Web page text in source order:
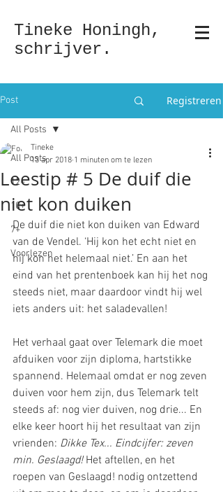
Tineke Honingh,
schrijver.
Post Registreren
All Posts
12+
10+
7+
Voorlezen
All Posts
Leestip # 5 De duif die
niet kon duiken
Tineke
13 apr 2018 1 minuten om te lezen
De duif die niet kon duiken van Edward
van de Vendel. ‘Hij kon het echt niet en
hij kon het helemaal niet.’ En aan het
eind van het prentenboek kan hij het nog
steeds niet, maar daardoor vindt hij wel
iets anders uit: het saladevallen!
Het verhaal gaat over Telemark die moet
afduiken voor zijn diploma, hartstikke
spannend. Helemaal omdat er nog zeven
duiven voor hem zijn, dus Telemark telt
steeds af: nog vier duiven, nog drie... En
elke keer hoort hij het resultaat van zijn
vrienden: Dikke Tex... Eindcijfer: zeven
min. Geslaagd! Het aftellen, en het
roepen van Geslaagd! nodig ontzettend